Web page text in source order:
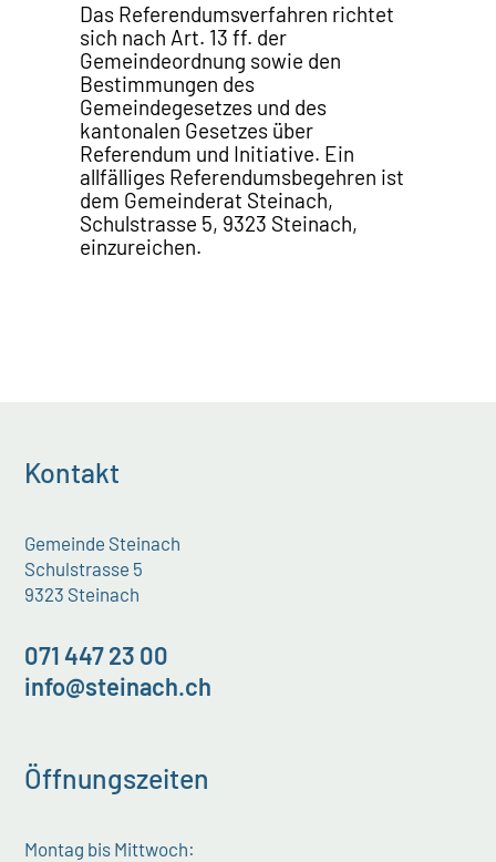
Das Referendumsverfahren richtet
sich nach Art. 13 ff. der
Gemeindeordnung sowie den
Bestimmungen des
Gemeindegesetzes und des
kantonalen Gesetzes über
Referendum und Initiative. Ein
allfälliges Referendumsbegehren ist
dem Gemeinderat Steinach,
Schulstrasse 5, 9323 Steinach,
einzureichen.
Kontakt
Gemeinde Steinach
Schulstrasse 5
9323 Steinach
071 447 23 00
info@steinach.ch
Öffnungszeiten
Montag bis Mittwoch: